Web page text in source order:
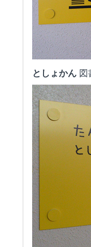
としょかん 図